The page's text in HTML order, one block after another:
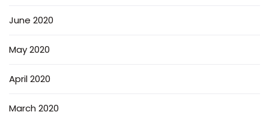
June 2020
May 2020
April 2020
March 2020